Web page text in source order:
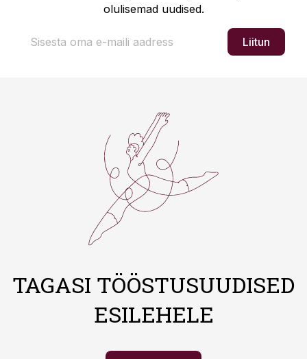
olulisemad uudised.
Liitun
TAGASI TÖÖSTUSUUDISED
ESILEHELE